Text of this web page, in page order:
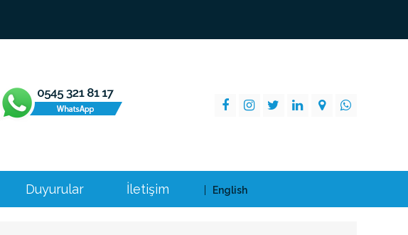
Duyurular İletişim English